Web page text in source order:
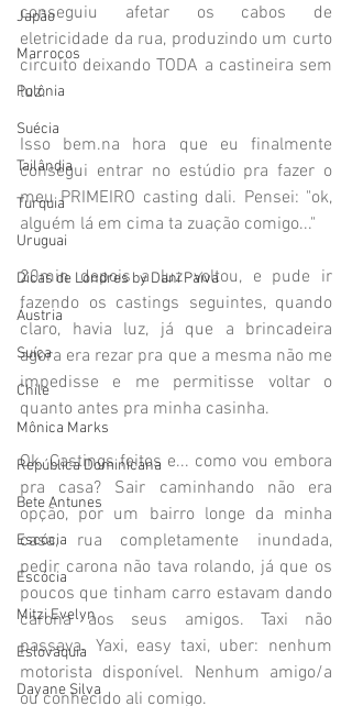
Japão
Marrocos
Polônia
Suécia
Tailândia
Turquia
Uruguai
Dicas de Londres by Dani Paiva
Áustria
Suíça
Chile
Mônica Marks
República Dominicana
Bete Antunes
Escócia
Escócia
Mitzi Evelyn
Eslováquia
Dayane Silva
conseguiu afetar os cabos de
eletricidade da rua, produzindo um curto
circuito deixando TODA a castineira sem
luz.
Isso bem.na hora que eu finalmente
consegui entrar no estúdio pra fazer o
meu PRIMEIRO casting dali. Pensei: "ok,
alguém lá em cima ta zuação comigo..."
20min depois a luz voltou, e pude ir
fazendo os castings seguintes, quando
claro, havia luz, já que a brincadeira
agora era rezar pra que a mesma não me
impedisse e me permitisse voltar o
quanto antes pra minha casinha.
Ok. Castings feitos e... como vou embora
pra casa? Sair caminhando não era
opção, por um bairro longe da minha
casa, rua completamente inundada,
pedir carona não tava rolando, já que os
poucos que tinham carro estavam dando
carona aos seus amigos. Taxi não
passava. Yaxi, easy taxi, uber: nenhum
motorista disponível. Nenhum amigo/a
ou conhecido ali comigo.